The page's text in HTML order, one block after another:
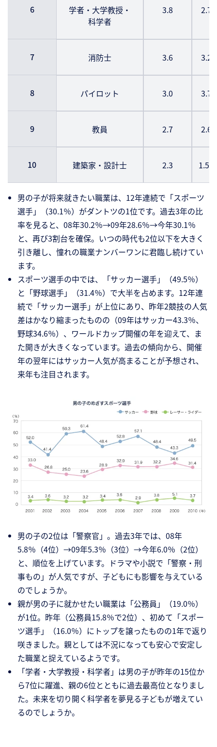
6
学者・大学教授・
科学者
3.8 2.7
7 消防士 3.6 3.2
8 パイロット 3.0 3.7
9 教員 2.7 2.6
10 建築家・設計士 2.3 1.5
男の子が将来就きたい職業は、12年連続で「スポーツ
選手」（30.1％）がダントツの1位です。過去3年の比
率を見ると、08年30.2％→09年28.6％→今年30.1％
と、再び3割台を確保。いつの時代も2位以下を大きく
引き離し、憧れの職業ナンバーワンに君臨し続けてい
ます。
スポーツ選手の中では、「サッカー選手」（49.5％）
と「野球選手」（31.4％）で大半を占めます。12年連
続で「サッカー選手」が上位にあり、昨年2競技の人気
差はかなり縮まったものの（09年はサッカー43.3％、
野球34.6％）、ワールドカップ開催の年を迎えて、ま
た開きが大きくなっています。過去の傾向から、開催
年の翌年にはサッカー人気が高まることが予想され、
来年も注目されます。
男の子の2位は「警察官」。過去3年では、08年
5.8％（4位）→09年5.3％（3位）→今年6.0％（2位）
と、順位を上げています。ドラマや小説で「警察・刑
事もの」が人気ですが、子どもにも影響を与えている
のでしょうか。
親が男の子に就かせたい職業は「公務員」（19.0％）
が1位。昨年（公務員15.8％で2位）、初めて「スポー
ツ選手」（16.0％）にトップを譲ったものの1年で返り
咲きました。親としては不況になっても安心で安定し
た職業と捉えているようです。
「学者・大学教授・科学者」は男の子が昨年の15位か
ら7位に躍進、親の6位とともに過去最高位となりまし
た。未来を切り開く科学者を夢見る子どもが増えてい
るのでしょうか。